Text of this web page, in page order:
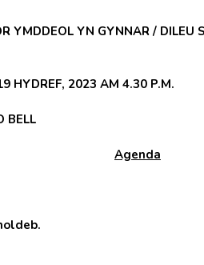
YMDDEOL YN GYNNAR / DILEU
2023 AM 4.30 P.M.
BELL
Agenda